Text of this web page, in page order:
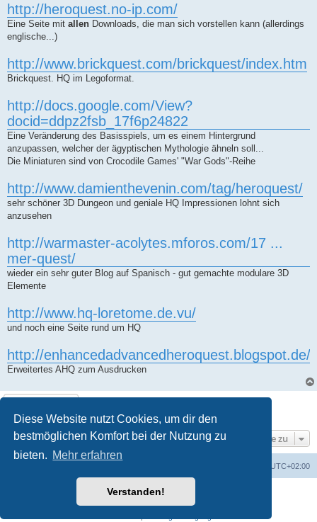
Diese Website nutzt Cookies, um dir den
bestmöglichen Komfort bei der Nutzung zu
bieten. Mehr erfahren
Verstanden!
http://heroquest.no-ip.com/
Eine Seite mit allen Downloads, die man sich vorstellen kann (allerdings
englische...)
http://www.brickquest.com/brickquest/index.htm
Brickquest. HQ im Legoformat.
http://docs.google.com/View?
docid=ddpz2fsb_17f6p24822
Eine Veränderung des Basisspiels, um es einem Hintergrund
anzupassen, welcher der ägyptischen Mythologie ähneln soll...
Die Miniaturen sind von Crocodile Games' "War Gods"-Reihe
http://www.damienthevenin.com/tag/heroquest/
sehr schöner 3D Dungeon und geniale HQ Impressionen lohnt sich
anzusehen
http://warmaster-acolytes.mforos.com/17 ...
mer-quest/
wieder ein sehr guter Blog auf Spanisch - gut gemachte modulare 3D
Elemente
http://www.hq-loretome.de.vu/
und noch eine Seite rund um HQ
http://enhancedadvancedheroquest.blogspot.de/
Erweitertes AHQ zum Ausdrucken
1 Beitrag • Seite1von 1
Gehe zu
UTC+02:00
Powered byphpBB® Forum Software © phpBB Limited
phpBB.de